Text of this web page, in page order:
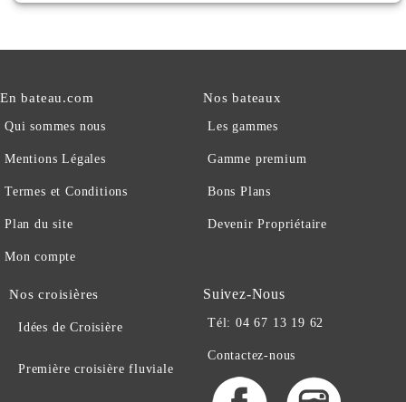
En bateau.com
Qui sommes nous
Mentions Légales
Termes et Conditions
Plan du site
Mon compte
Nos bateaux
Les gammes
Gamme premium
Bons Plans
Devenir Propriétaire
Nos croisières
Idées de Croisière
Première croisière fluviale
Suivez-Nous
Tél: 04 67 13 19 62
Contactez-nous